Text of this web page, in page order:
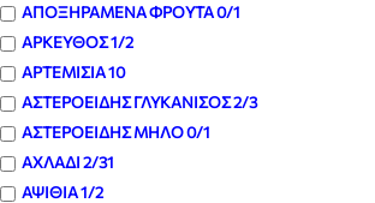
ΑΠΟΞΗΡΑΜΕΝΑ ΦΡΟΥΤΑ0/1
ΑΡΚΕΥΘΟΣ1/2
ΑΡΤΕΜΙΣΙΑ10
ΑΣΤΕΡΟΕΙΔΗΣ ΓΛΥΚΑΝΙΣΟΣ2/3
ΑΣΤΕΡΟΕΙΔΗΣ ΜΗΛΟ0/1
ΑΧΛΑΔΙ2/31
ΑΨΙΘΙΑ1/2